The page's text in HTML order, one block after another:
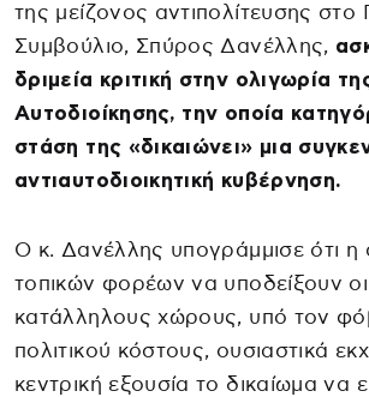
της μείζονος αντιπολίτευσης στο
Συμβούλιο, Σπύρος Δανέλλης,
δριμεία κριτική στην ολιγωρία
Αυτοδιοίκησης, την οποία
στάση της «δικαιώνει» μια
αντιαυτοδιοικητική κυβέρνηση.
Ο κ. Δανέλλης υπογράμμισε ότι η
τοπικών φορέων να υποδείξουν οι
κατάλληλους χώρους, υπό τον
πολιτικού κόστους, ουσιαστικά
κεντρική εξουσία το δικαίωμα να